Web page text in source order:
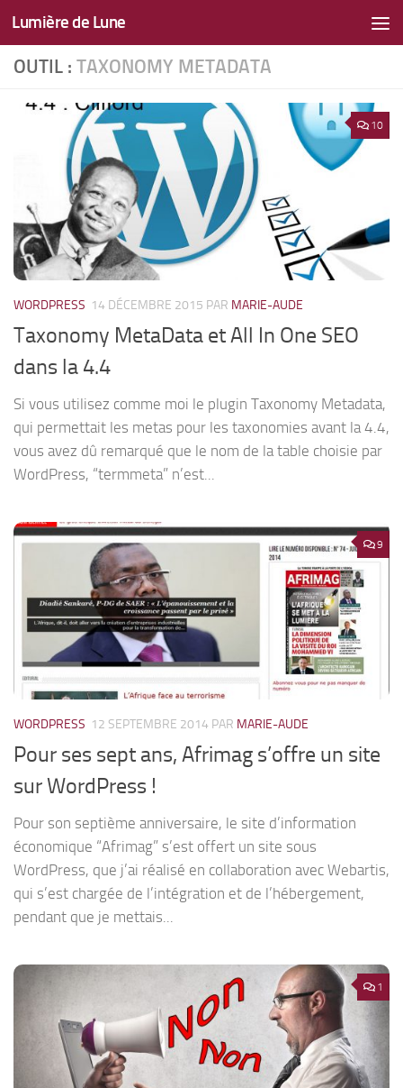
Skip to content
Lumière de Lune
OUTIL : TAXONOMY METADATA
10
WORDPRESS 14 DÉCEMBRE 2015 PAR MARIE-AUDE
Taxonomy MetaData et All In One SEO
dans la 4.4
Si vous utilisez comme moi le plugin Taxonomy Metadata,
qui permettait les metas pour les taxonomies avant la 4.4,
vous avez dû remarqué que le nom de la table choisie par
WordPress, “termmeta” n’est...
9
WORDPRESS 12 SEPTEMBRE 2014 PAR MARIE-AUDE
Pour ses sept ans, Afrimag s’offre un site
sur WordPress !
Pour son septième anniversaire, le site d’information
économique “Afrimag” s’est offert un site sous
WordPress, que j’ai réalisé en collaboration avec Webartis,
qui s’est chargée de l’intégration et de l’hébergement,
pendant que je mettais...
1